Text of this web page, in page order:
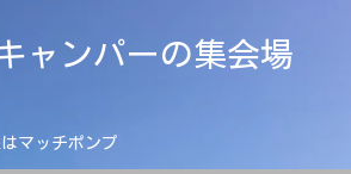
ャンパーの集会場
マッチポンプ